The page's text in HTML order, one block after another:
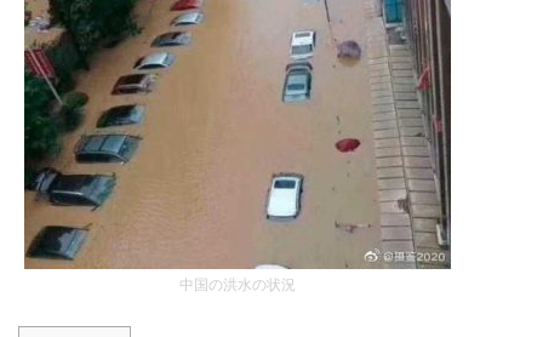
中国の洪水の状況